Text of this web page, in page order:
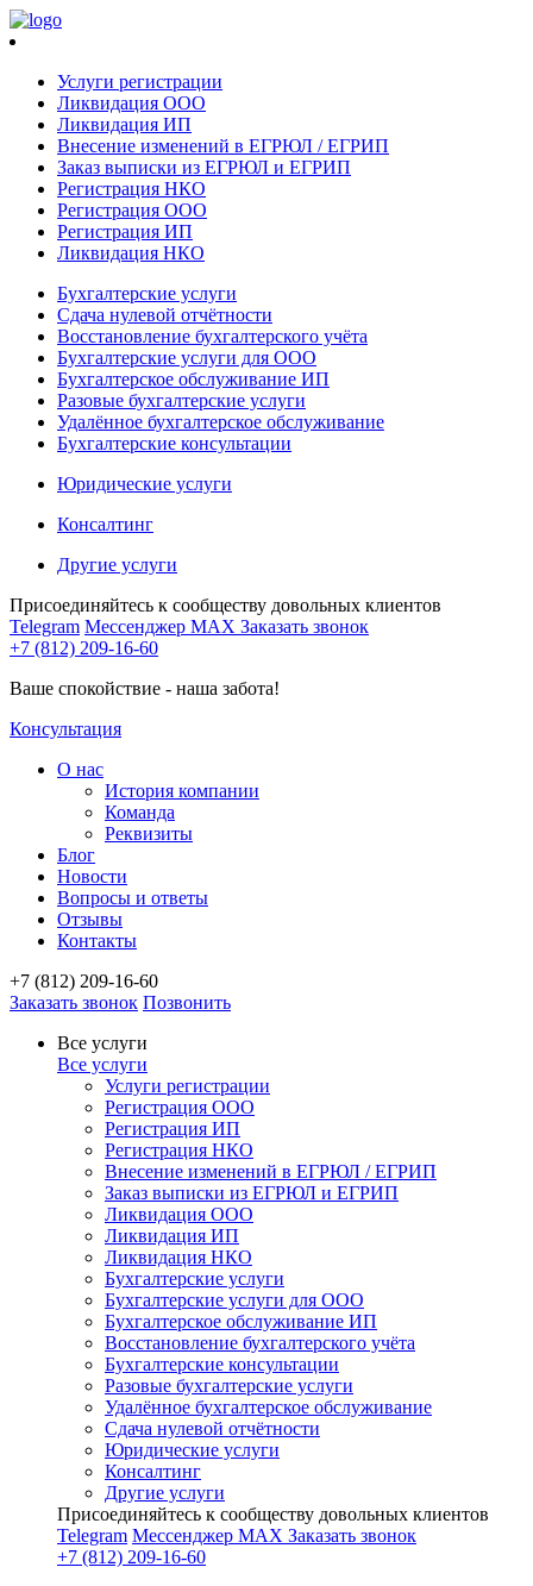
Услуги регистрации
Ликвидация ООО
Ликвидация ИП
Внесение изменений в ЕГРЮЛ / ЕГРИП
Заказ выписки из ЕГРЮЛ и ЕГРИП
Регистрация НКО
Регистрация ООО
Регистрация ИП
Ликвидация НКО
Бухгалтерские услуги
Сдача нулевой отчётности
Восстановление бухгалтерского учёта
Бухгалтерские услуги для ООО
Бухгалтерское обслуживание ИП
Разовые бухгалтерские услуги
Удалённое бухгалтерское обслуживание
Бухгалтерские консультации
Юридические услуги
Консалтинг
Другие услуги
Присоединяйтесь к сообществу довольных клиентов
Telegram Мессенджер MAX Заказать звонок
+7 (812) 209-16-60
Ваше спокойствие - наша забота!
Консультация
О нас
История компании
Команда
Реквизиты
Блог
Новости
Вопросы и ответы
Отзывы
Контакты
+7 (812) 209-16-60
Заказать звонок Позвонить
Все услуги
Все услуги
Услуги регистрации
Регистрация ООО
Регистрация ИП
Регистрация НКО
Внесение изменений в ЕГРЮЛ / ЕГРИП
Заказ выписки из ЕГРЮЛ и ЕГРИП
Ликвидация ООО
Ликвидация ИП
Ликвидация НКО
Бухгалтерские услуги
Бухгалтерские услуги для ООО
Бухгалтерское обслуживание ИП
Восстановление бухгалтерского учёта
Бухгалтерские консультации
Разовые бухгалтерские услуги
Удалённое бухгалтерское обслуживание
Сдача нулевой отчётности
Юридические услуги
Консалтинг
Другие услуги
Присоединяйтесь к сообществу довольных клиентов
Telegram Мессенджер MAX Заказать звонок
+7 (812) 209-16-60